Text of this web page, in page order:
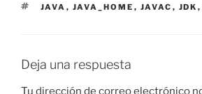
ETIQUETAS
JAVA , JAVA_HOME , JAVAC , JDK ,
Deja una respuesta
Tu dirección de correo electrónico